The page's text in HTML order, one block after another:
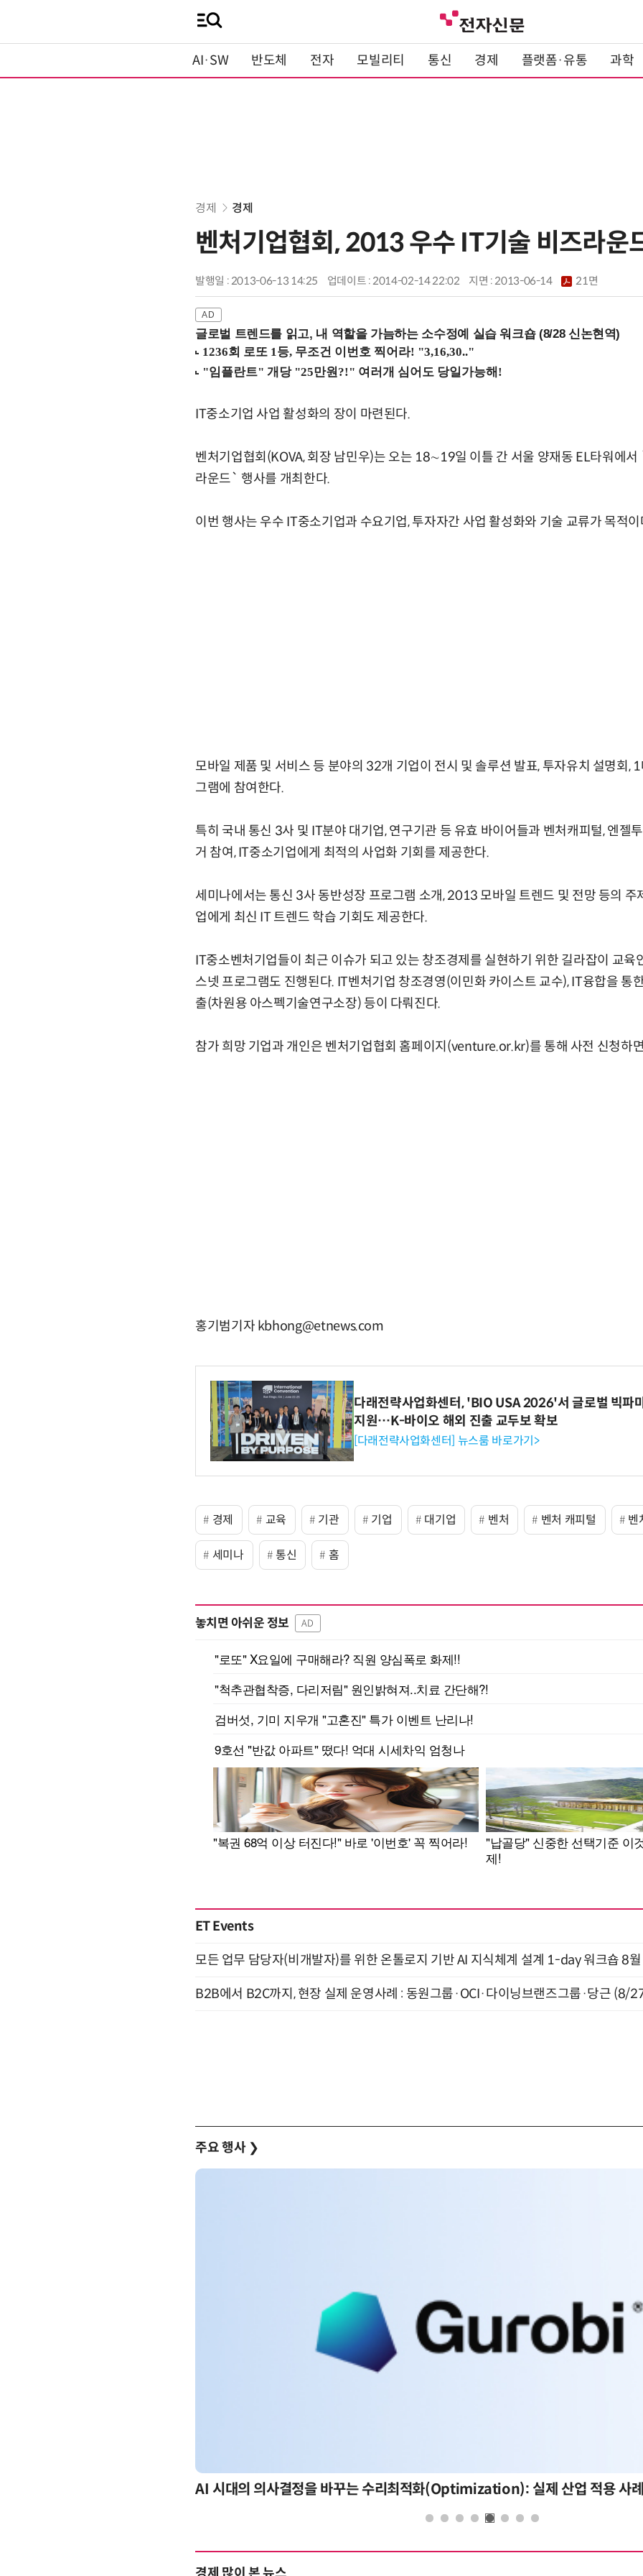
AI·SW 반도체 전자 모빌리티 통신 경제 플랫폼·유통 과학
경제 경제
벤처기업협회, 2013 우수 IT기술 비즈라운
발행일 : 2013-06-13 14:25 업데이트 : 2014-02-14 22:02 지면 :2013-06-14 21면
글로벌 트렌드를 읽고, 내 역할을 가늠하는 소수정예 실습 워크숍 (8/28 신논현역)
IT중소기업 사업 활성화의 장이 마련된다.
벤처기업협회(KOVA, 회장 남민우)는 오는 18∼19일 이틀 간 서울 양재동 EL타워에
라운드` 행사를 개최한다.
이번 행사는 우수 IT중소기업과 수요기업, 투자자간 사업 활성화와 기술 교류가 목적이
모바일 제품 및 서비스 등 분야의 32개 기업이 전시 및 솔루션 발표, 투자유치 설명회,
그램에 참여한다.
특히 국내 통신 3사 및 IT분야 대기업, 연구기관 등 유효 바이어들과 벤처캐피털, 엔젤
거 참여, IT중소기업에게 최적의 사업화 기회를 제공한다.
세미나에서는 통신 3사 동반성장 프로그램 소개, 2013 모바일 트렌드 및 전망 등의 주
업에게 최신 IT 트렌드 학습 기회도 제공한다.
IT중소벤처기업들이 최근 이슈가 되고 있는 창조경제를 실현하기 위한 길라잡이 교육
스넷 프로그램도 진행된다. IT벤처기업 창조경영(이민화 카이스트 교수), IT융합을 통
출(차원용 아스펙기술연구소장) 등이 다뤄진다.
참가 희망 기업과 개인은 벤처기업협회 홈페이지(venture.or.kr)를 통해 사전 신청하
홍기범기자 kbhong@etnews.com
다래전략사업화센터, 'BIO USA 2026'서 글로벌 빅파
지원…K-바이오 해외 진출 교두보 확보
[다래전략사업화센터] 뉴스룸 바로가기>
경제 교육 기관 기업 대기업 벤처 벤처 캐피털 벤
세미나 통신 홈
놓치면 아쉬운 정보 AD
ET Events
모든 업무 담당자(비개발자)를 위한 온톨로지 기반 AI 지식체계 설계 1-day 워크숍 8월
B2B에서 B2C까지, 현장 실제 운영사례 : 동원그룹·OCI·다이닝브랜즈그룹·당근 (8/
주요 행사 ❯
AI 시대의 의사결정을 바꾸는 수리최적화(Optimization): 실제 산업 적용 사